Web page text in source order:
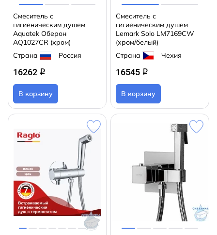
Смеситель с
гигиеническим душем
Aquatek Оберон
AQ1027CR (хром)
Страна
Россия
16262 q
В корзину
Cмеситель с
гигиеническим душем
Lemark Solo LM7169CW
(хром/белый)
Страна
Чехия
16545 q
В корзину